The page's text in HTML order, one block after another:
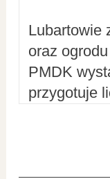
Lubartowie
oraz
PMDK
przygotuje